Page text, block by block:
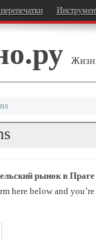
рынок в Праге
here below and you’re